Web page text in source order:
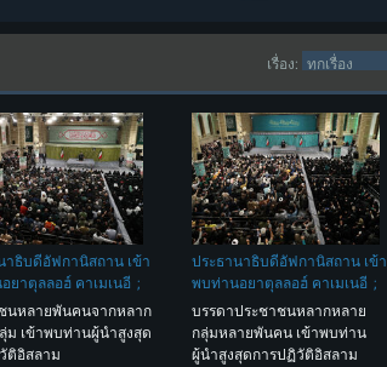
เรื่อง:
าธิบดีอัฟกานิสถาน เข้า
ยาตุลลอฮ์ คาเมเนอี
นหลายพันคนจากหลาก
ม เข้าพบท่านผู้นำสูงสุด
ติอิสลาม
ประธานาธิบดีอัฟกานิสถาน เข้า
พบท่านอยาตุลลอฮ์ คาเมเนอี
บรรดาประชาชนหลากหลาย
กลุ่มหลายพันคน เข้าพบท่าน
ผู้นำสูงสุดการปฏิวัติอิสลาม